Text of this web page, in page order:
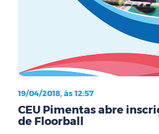
19/04/2018, às 12:57
CEU Pimentas abre
de Floorball